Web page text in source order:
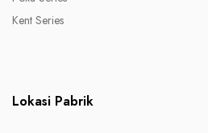
Kent Series
Lokasi Pabrik